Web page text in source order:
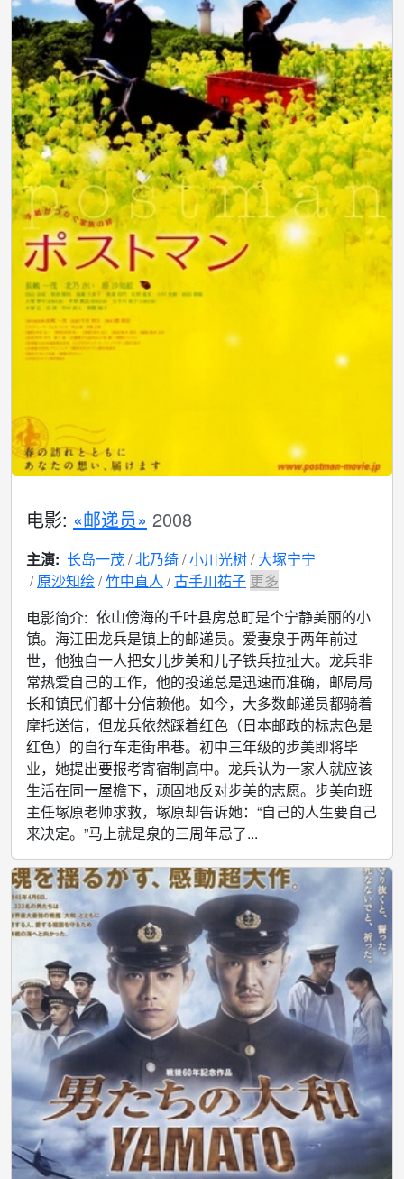
电影: «邮递员» 2008
主演: 长岛一茂 北乃绮 小川光树 大塚宁宁
原沙知绘 竹中直人 古手川祐子 更多
电影简介: 依山傍海的千叶县房总町是个宁静美丽的小
镇。海江田龙兵是镇上的邮递员。爱妻泉于两年前过
世，他独自一人把女儿步美和儿子铁兵拉扯大。龙兵非
常热爱自己的工作，他的投递总是迅速而准确，邮局局
长和镇民们都十分信赖他。如今，大多数邮递员都骑着
摩托送信，但龙兵依然踩着红色（日本邮政的标志色是
红色）的自行车走街串巷。初中三年级的步美即将毕
业，她提出要报考寄宿制高中。龙兵认为一家人就应该
生活在同一屋檐下，顽固地反对步美的志愿。步美向班
主任塚原老师求救，塚原却告诉她：“自己的人生要自己
来决定。”马上就是泉的三周年忌了...